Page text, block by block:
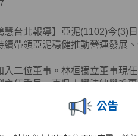
公告
慧台北報導】亞泥(1102)今(3)
續帶領亞泥穩健推動營運發展
入二位董事。林桓獨立董事現
主任委員、東吳大學法律學系
安董事現任裕民航運副董事長
豐富跨國企業管理經驗，長期